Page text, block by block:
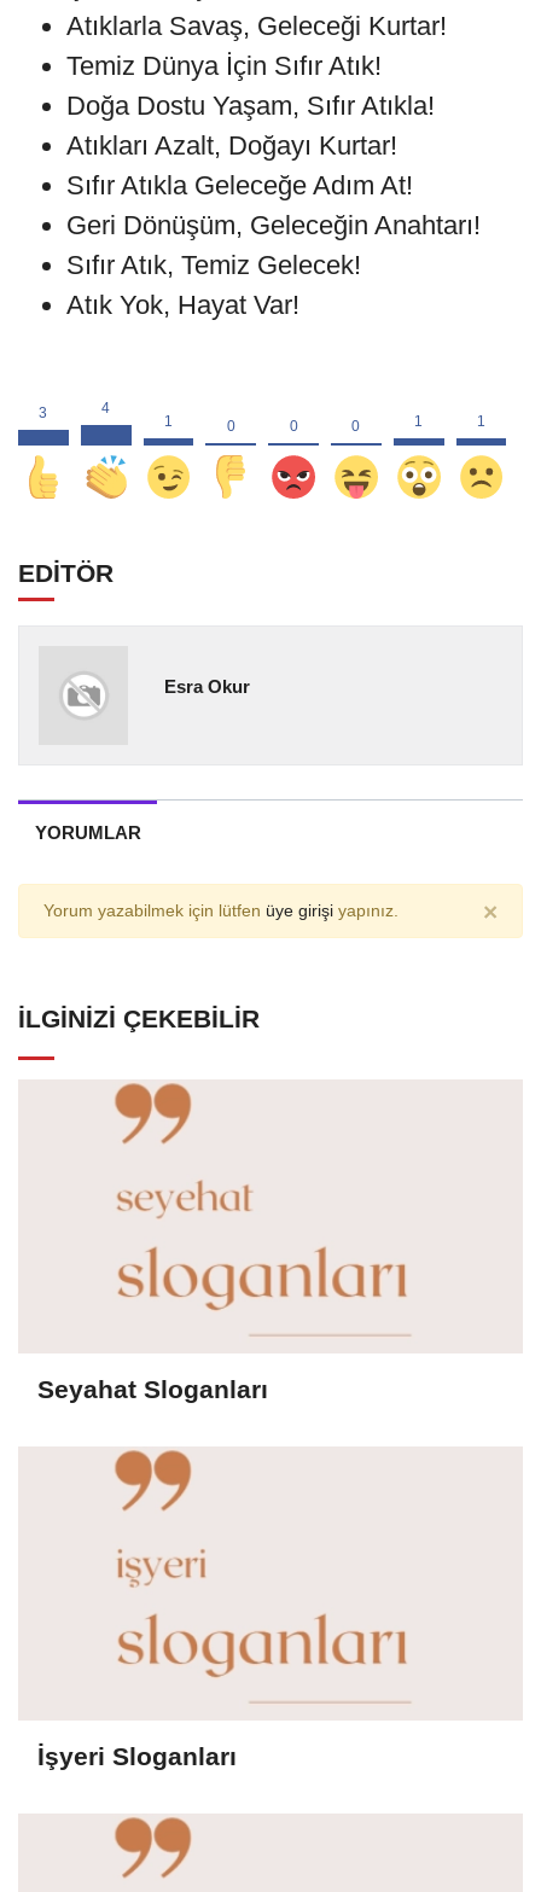
Atıklarla Savaş, Geleceği Kurtar!
Temiz Dünya İçin Sıfır Atık!
Doğa Dostu Yaşam, Sıfır Atıkla!
Atıkları Azalt, Doğayı Kurtar!
Sıfır Atıkla Geleceğe Adım At!
Geri Dönüşüm, Geleceğin Anahtarı!
Sıfır Atık, Temiz Gelecek!
Atık Yok, Hayat Var!
EDİTÖR
Esra Okur
YORUMLAR
Yorum yazabilmek için lütfen üye girişi yapınız. ×
İLGINIZI ÇEKEBILIR
Seyahat Sloganları
İşyeri Sloganları